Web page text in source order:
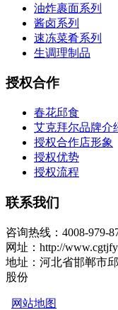
油炸裹面系列
酱卤系列
速冻菜肴系列
生调理制品
授权合作
春花邱食
艾克拜尔品牌介
授权合作店形象
授权优势
授权流程
联系我们
咨询热线：4008-979-
网址：http://
地址：河北省邯郸市
股份
网站地图